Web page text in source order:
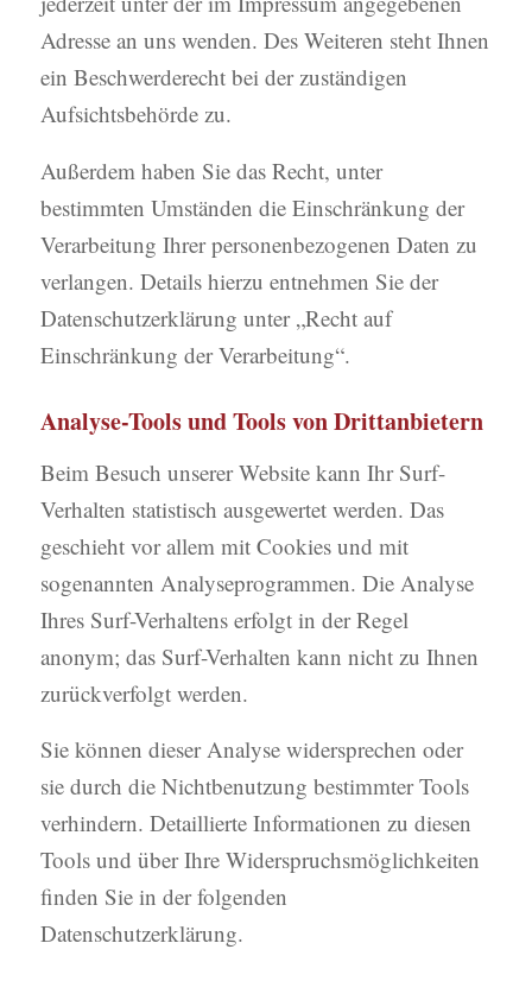
Adresse an uns wenden. Des Weiteren steht Ihnen
ein Beschwerderecht bei der zuständigen
Aufsichtsbehörde zu.
Außerdem haben Sie das Recht, unter
bestimmten Umständen die Einschränkung der
Verarbeitung Ihrer personenbezogenen Daten zu
verlangen. Details hierzu entnehmen Sie der
Datenschutzerklärung unter „Recht auf
Einschränkung der Verarbeitung“.
Analyse-Tools und Tools von Drittanbietern
Beim Besuch unserer Website kann Ihr Surf-
Verhalten statistisch ausgewertet werden. Das
geschieht vor allem mit Cookies und mit
sogenannten Analyseprogrammen. Die Analyse
Ihres Surf-Verhaltens erfolgt in der Regel
anonym; das Surf-Verhalten kann nicht zu Ihnen
zurückverfolgt werden.
Sie können dieser Analyse widersprechen oder
sie durch die Nichtbenutzung bestimmter Tools
verhindern. Detaillierte Informationen zu diesen
Tools und über Ihre Widerspruchsmöglichkeiten
finden Sie in der folgenden
Datenschutzerklärung.